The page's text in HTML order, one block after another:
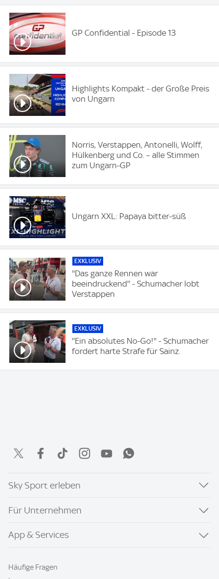
GP Confidential - Episode 13
Highlights Kompakt - der Große Preis
von Ungarn
Norris, Verstappen, Antonelli, Wolff,
Hülkenberg und Co. – alle Stimmen
zum Ungarn-GP
Ungarn XXL: Papaya bitter-süß
EXKLUSIV
''Das ganze Rennen war
beeindruckend'' - Schumacher lobt
Verstappen
EXKLUSIV
''Ein absolutes No-Go!'' - Schumacher
fordert harte Strafe für Sainz.
Sky Sport erleben
Für Unternehmen
App & Services
Häufige Fragen